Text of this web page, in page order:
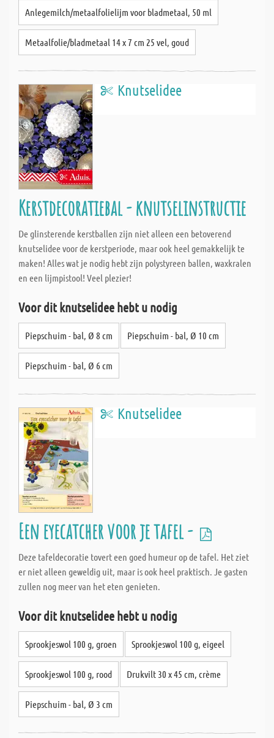
Anlegemilch/metaalfolielijm voor bladmetaal, 50 ml
Metaalfolie/bladmetaal 14 x 7 cm 25 vel, goud
Knutselidee
Kerstdecoratiebal - knutselinstructie
De glinsterende kerstballen zijn niet alleen een betoverend
knutselidee voor de kerstperiode, maar ook heel gemakkelijk te
maken! Alles wat je nodig hebt zijn polystyreen ballen, waxkralen
en een lijmpistool! Veel plezier!
Voor dit knutselidee hebt u nodig
Piepschuim - bal, Ø 8 cm Piepschuim - bal, Ø 10 cm
Piepschuim - bal, Ø 6 cm
Knutselidee
Een eyecatcher voor je tafel -
Deze tafeldecoratie tovert een goed humeur op de tafel. Het ziet
er niet alleen geweldig uit, maar is ook heel praktisch. Je gasten
zullen nog meer van het eten genieten.
Voor dit knutselidee hebt u nodig
Sprookjeswol 100 g, groen Sprookjeswol 100 g, eigeel
Sprookjeswol 100 g, rood Drukvilt 30 x 45 cm, crème
Piepschuim - bal, Ø 3 cm